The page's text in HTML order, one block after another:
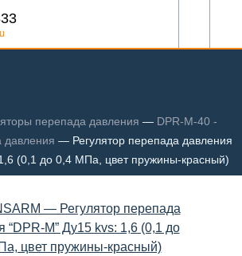
перепада давления — DPR-M-40 -
давления — Регулятор перепада давления
(0,1 до 0,4 МПа, цвет пружины-красный)